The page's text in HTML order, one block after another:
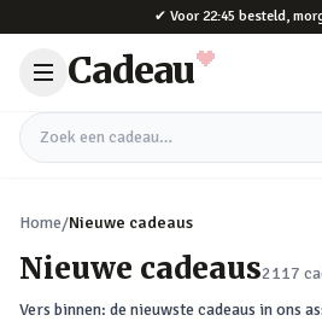
✔ Voor 22:45 besteld,
Cadeau
Zoek een cadeau
Home/Nieuwe cadeaus
Nieuwe cadeaus2117
Vers binnen: de nieuwste cadeaus in ons